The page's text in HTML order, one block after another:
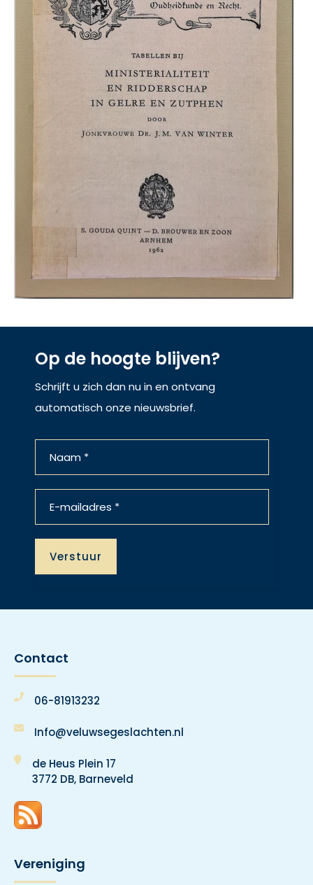
Op de hoogte blijven?
Schrijft u zich dan nu in en ontvang
automatisch onze nieuwsbrief.
Contact
06-81913232
Info@veluwsegeslachten.nl
de Heus Plein 17
3772 DB, Barneveld
Vereniging